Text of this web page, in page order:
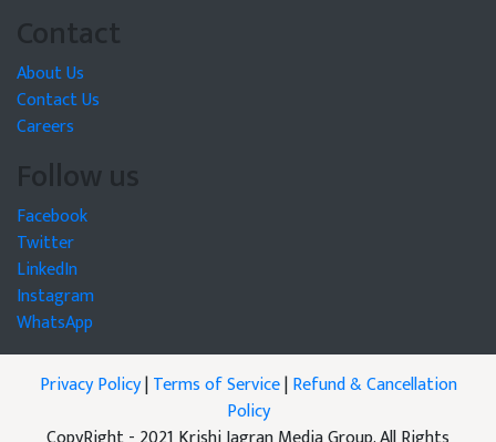
Contact
About Us
Contact Us
Careers
Follow us
Facebook
Twitter
LinkedIn
Instagram
WhatsApp
Privacy Policy|Terms of Service|Refund & Cancellation
Policy